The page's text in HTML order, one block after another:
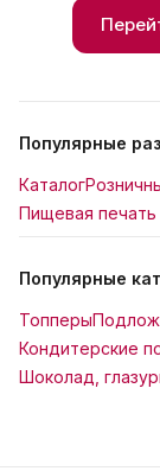
Популярные
Каталог
Пищевая печать
Популярные
Топперы
Кондитерские
Шоколад,